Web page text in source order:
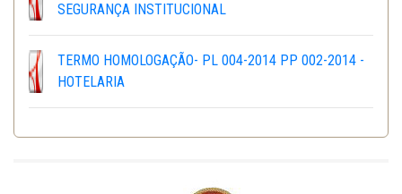
SEGURANÇA INSTITUCIONAL
TERMO HOMOLOGAÇÃO- PL 004-2014 PP 002-2014 -
HOTELARIA